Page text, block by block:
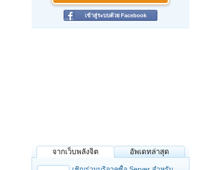
เข้าสู่ระบบด้วย Facebook
จากเว็บพลังจิต อัพเดทล่าสุด